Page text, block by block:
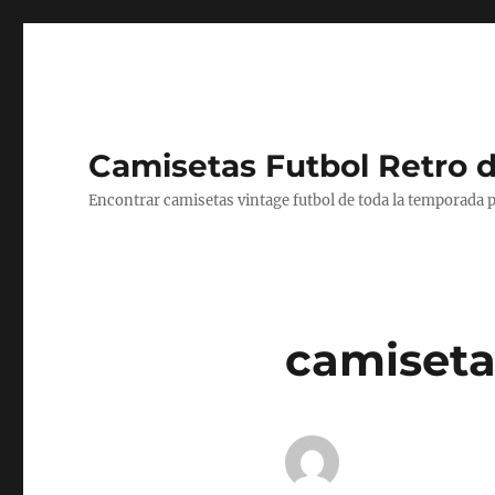
Camisetas Futbol Retro
Encontrar camisetas vintage futbol de toda la temporada